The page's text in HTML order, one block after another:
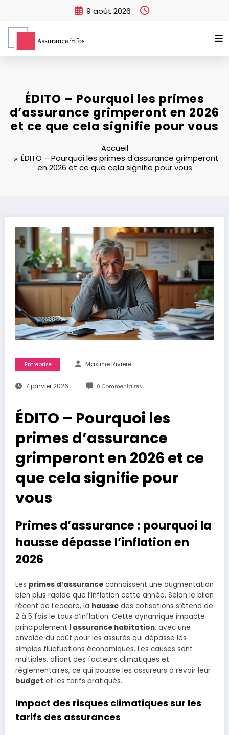
9 août 2026
ÉDITO – Pourquoi les primes
d’assurance grimperont en 2026
et ce que cela signifie pour vous
Accueil
ÉDITO – Pourquoi les primes d’assurance grimperont
en 2026 et ce que cela signifie pour vous
Entreprise Maxime Riviere
7 janvier 2026 0 Commentaires
ÉDITO – Pourquoi les
primes d’assurance
grimperont en 2026 et ce
que cela signifie pour
vous
Primes d’assurance : pourquoi la
hausse dépasse l’inflation en
2026
Les primes d’assurance connaissent une augmentation
bien plus rapide que l’inflation cette année. Selon le bilan
récent de Leocare, la hausse des cotisations s’étend de
2 à 5 fois le taux d’inflation. Cette dynamique impacte
principalement l’assurance habitation, avec une
envolée du coût pour les assurés qui dépasse les
simples fluctuations économiques. Les causes sont
multiples, alliant des facteurs climatiques et
réglementaires, ce qui pousse les assureurs à revoir leur
budget et les tarifs pratiqués.
Impact des risques climatiques sur les
tarifs des assurances